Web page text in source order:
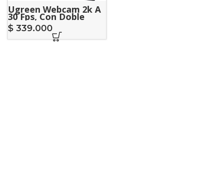
Ugreen Webcam 2k A
30 Fps, Con Doble
Microfono
$ 339.000